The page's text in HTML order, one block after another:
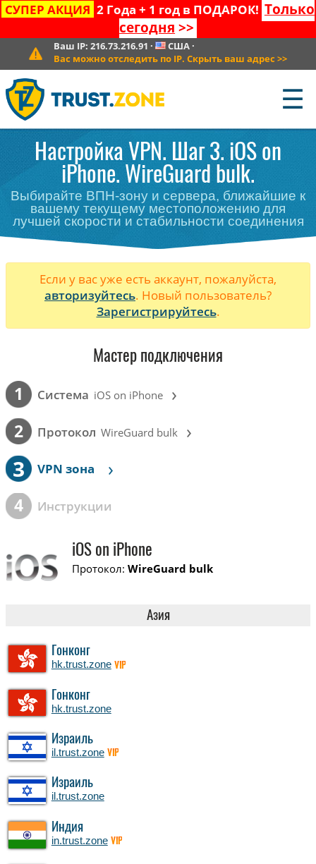
СУПЕР АКЦИЯ 2 Года + 1 год в ПОДАРОК! Только
сегодня >>
Ваш IP: 216.73.216.91 · США·
Вас можно отследить по IP. Скрыть ваш адрес >>
☰
Настройка VPN. Шаг 3. iOS on
iPhone. WireGuard bulk.
Выбирайте ВПН-зону и сервера, ближайшие к
вашему текущему местоположению для
лучшей скорости и стабильности соединения
Если у вас уже есть аккаунт, пожалуйста,
авторизуйтесь. Новый пользователь?
Зарегистрируйтесь.
Мастер подключения
1 Cистема iOS on iPhone ›
2 Протокол WireGuard bulk ›
3 VPN зона ›
4 Инструкции
iOS on iPhone
Протокол:WireGuard bulk
Азия
Гонконг
hk.trust.zone VIP
Гонконг
hk.trust.zone
Израиль
il.trust.zone VIP
Израиль
il.trust.zone
Индия
in.trust.zone VIP